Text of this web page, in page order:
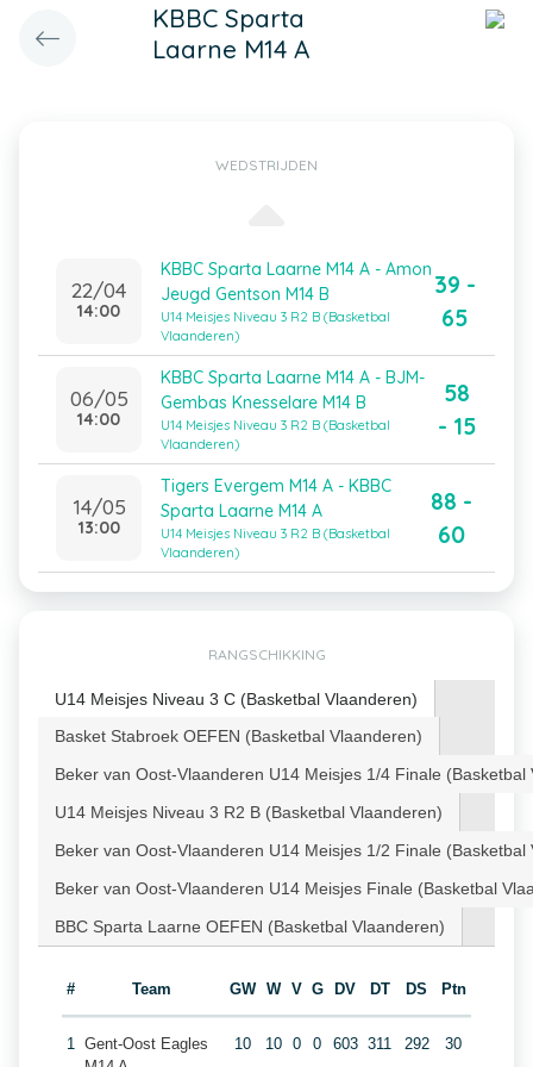
KBBC Sparta
Laarne M14 A
WEDSTRIJDEN
22/04
14:00
KBBC Sparta Laarne M14 A - Amon
Jeugd Gentson M14 B
U14 Meisjes Niveau 3 R2 B (Basketbal
Vlaanderen)
39 -
65
06/05
14:00
KBBC Sparta Laarne M14 A - BJM-
Gembas Knesselare M14 B
U14 Meisjes Niveau 3 R2 B (Basketbal
Vlaanderen)
58
- 15
14/05
13:00
Tigers Evergem M14 A - KBBC
Sparta Laarne M14 A
U14 Meisjes Niveau 3 R2 B (Basketbal
Vlaanderen)
88 -
60
RANGSCHIKKING
U14 Meisjes Niveau 3 C (Basketbal Vlaanderen)
Basket Stabroek OEFEN (Basketbal Vlaanderen)
Beker van Oost-Vlaanderen U14 Meisjes 1/4 Finale (Basketbal
U14 Meisjes Niveau 3 R2 B (Basketbal Vlaanderen)
Beker van Oost-Vlaanderen U14 Meisjes 1/2 Finale (Basketbal
Beker van Oost-Vlaanderen U14 Meisjes Finale (Basketbal
BBC Sparta Laarne OEFEN (Basketbal Vlaanderen)
# Team GW W V G DV DT DS Ptn
1 Gent-Oost Eagles
10 10 0 0 603 311 292 30